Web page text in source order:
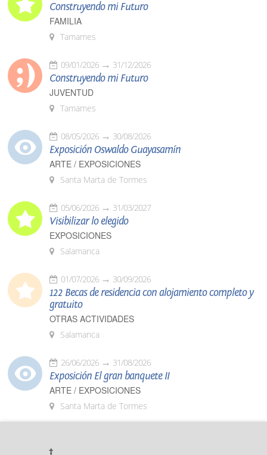
Construyendo mi Futuro
FAMILIA
Tamames
09/01/2026 31/12/2026
Construyendo mi Futuro
JUVENTUD
Tamames
08/05/2026 30/08/2026
Exposición Oswaldo Guayasamín
ARTE / EXPOSICIONES
Santa Marta de Tormes
05/06/2026 31/03/2027
Visibilizar lo elegido
EXPOSICIONES
Salamanca
01/07/2026 30/09/2026
122 Becas de residencia con alojamiento completo y
gratuito
OTRAS ACTIVIDADES
Salamanca
26/06/2026 31/08/2026
Exposición El gran banquete II
ARTE / EXPOSICIONES
Santa Marta de Tormes